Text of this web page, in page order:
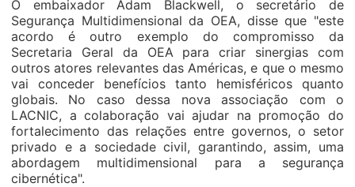
O embaixador Adam Blackwell, o secretário de
Segurança Multidimensional da OEA, disse que "este
acordo é outro exemplo do compromisso da
Secretaria Geral da OEA para criar sinergias com
outros atores relevantes das Américas, e que o mesmo
vai conceder benefícios tanto hemisféricos quanto
globais. No caso dessa nova associação com o
LACNIC, a colaboração vai ajudar na promoção do
fortalecimento das relações entre governos, o setor
privado e a sociedade civil, garantindo, assim, uma
abordagem multidimensional para a segurança
cibernética".